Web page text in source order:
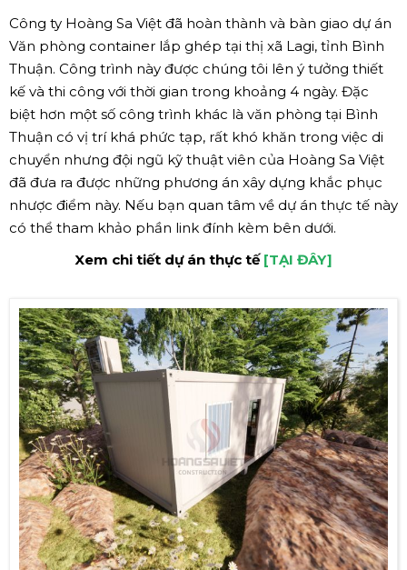
Công ty Hoàng Sa Việt đã hoàn thành và bàn giao dự án
Văn phòng container lắp ghép tại thị xã Lagi, tỉnh Bình
Thuận. Công trình này được chúng tôi lên ý tưởng thiết
kế và thi công với thời gian trong khoảng 4 ngày. Đặc
biệt hơn một số công trình khác là văn phòng tại Bình
Thuận có vị trí khá phức tạp, rất khó khăn trong việc di
chuyển nhưng đội ngũ kỹ thuật viên của Hoàng Sa Việt
đã đưa ra được những phương án xây dựng khắc phục
nhược điểm này. Nếu bạn quan tâm về dự án thực tế này
có thể tham khảo phần link đính kèm bên dưới.
Xem chi tiết dự án thực tế [TẠI ĐÂY]